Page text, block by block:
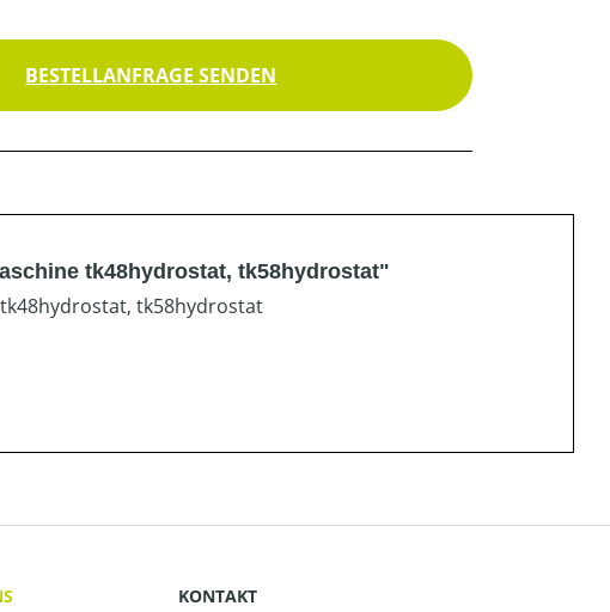
BESTELLANFRAGE SENDEN
tk48hydrostat, tk58hydrostat"
tk58hydrostat
KONTAKT